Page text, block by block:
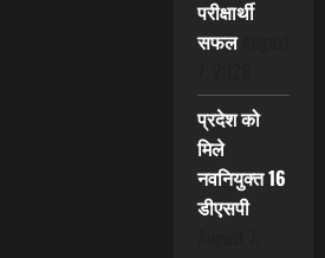
परीक्षार्थी
सफल
प्रदेश को
मिले
नवनियुक्त 16
डीएसपी